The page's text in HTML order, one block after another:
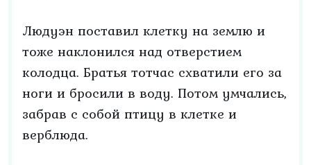
Людуэн поставил клетку на землю и
тоже наклонился над отверстием
колодца. Братья тотчас схватили его за
ноги и бросили в воду. Потом умчались,
забрав с собой птицу в клетке и
верблюда.